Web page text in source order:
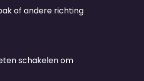
of andere richting
schakelen om